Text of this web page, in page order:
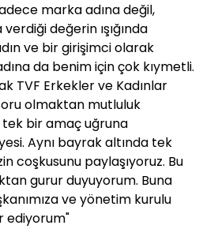
marka adına değil,
değerin ışığında
ve bir girişimci olarak
da benim için çok kıymetli.
TVF Erkekler ve Kadınlar
olmaktan mutluluk
bir amaç uğruna
Aynı bayrak altında tek
coşkusunu paylaşıyoruz. Bu
gurur duyuyorum. Buna
ve yönetim kurulu
ediyorum"